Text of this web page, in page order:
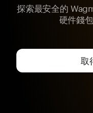
探索最安全的
硬件錢
取